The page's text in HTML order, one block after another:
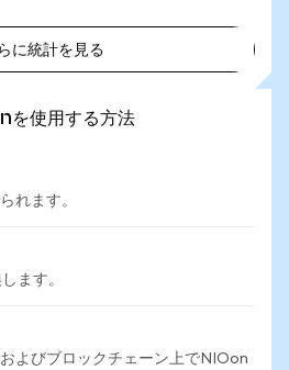
に統計を見る
使用する方法
れます。
ます。
よびブロックチェーン上でNIOon